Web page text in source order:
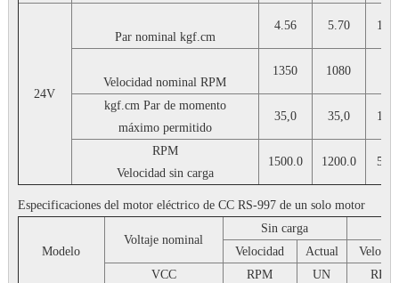
24V
Par nominal kgf.cm
4.56 5.70
Velocidad nominalRPM
1350 1080
kgf.cm Par de momento
máximo permitido
35,0 35,0
RPM
Velocidad sin carga
1500.0 1200.0
Especificaciones del motor eléctrico de CC RS-997 de un solo motor
Modelo
Voltaje nominal
Sin carga
Velocidad
Actual
VCC
RPM UN
RPM